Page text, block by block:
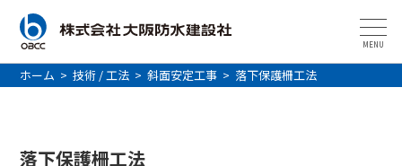
MENU
ホーム >技術 / 工法 >斜面安定工事 > 落下保護柵工法
落下保護柵工法